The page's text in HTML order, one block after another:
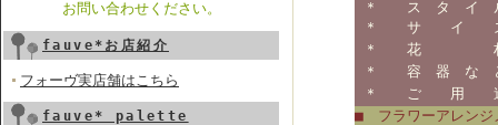
お問い合わせください。
fauve*お店紹介
フォーヴ実店舗はこちら
fauve* palette
＊ ス タ イ
＊ サ イ
＊ 花
＊ 容 器 な
＊ ご 用
■ フラワーアレンジ